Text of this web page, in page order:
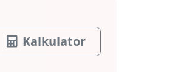
Kalkulator